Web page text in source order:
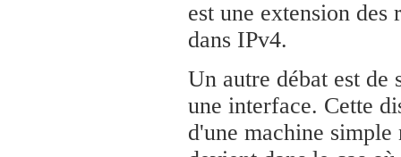
est une extension
dans IPv4.
Un autre débat est de
une interface. Cette
d'une machine